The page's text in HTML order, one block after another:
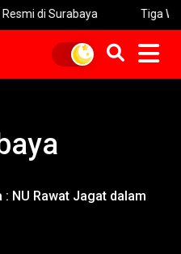
Surabaya Tiga Wasit
: NU Rawat Jagat dalam